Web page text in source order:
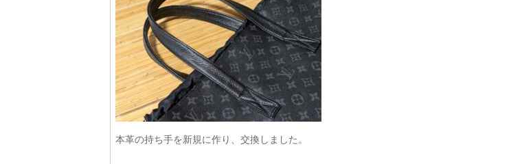
本革の持ち手を新規に作り、交換しました。